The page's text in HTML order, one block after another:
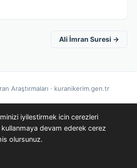
Ali İmran Suresi →
Araştırmaları · kuranikerim.gen.tr
iyilestirmek icin cerezleri
devam ederek cerez
olursunuz.